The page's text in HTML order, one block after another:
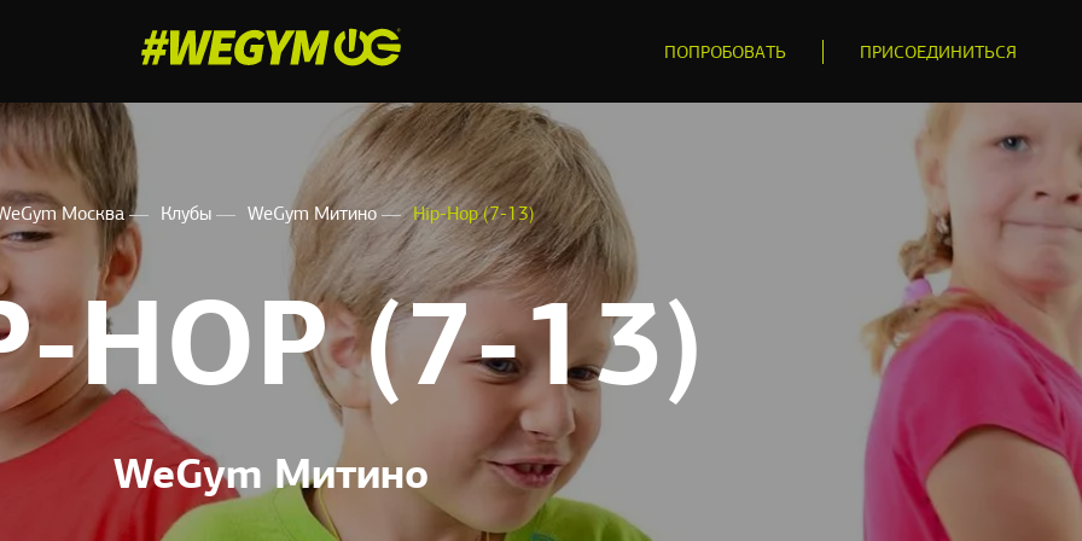
ПОПРОБОВАТЬ ПРИСОЕДИНИТЬСЯ
Москва Клубы WeGym Митино Hip-Hop (7-13)
HOP (7-13)
WeGym Митино